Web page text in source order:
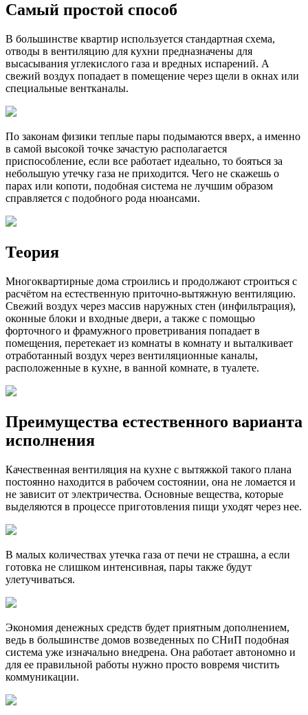
Самый простой способ
В большинстве квартир используется стандартная схема,
отводы в вентиляцию для кухни предназначены для
высасывания углекислого газа и вредных испарений. А
свежий воздух попадает в помещение через щели в окнах или
специальные вентканалы.
По законам физики теплые пары подымаются вверх, а именно
в самой высокой точке зачастую располагается
приспособление, если все работает идеально, то бояться за
небольшую утечку газа не приходится. Чего не скажешь о
парах или копоти, подобная система не лучшим образом
справляется с подобного рода нюансами.
Теория
Многоквартирные дома строились и продолжают строиться с
расчётом на естественную приточно-вытяжную вентиляцию.
Свежий воздух через массив наружных стен (инфильтрация),
оконные блоки и входные двери, а также с помощью
форточного и фрамужного проветривания попадает в
помещения, перетекает из комнаты в комнату и выталкивает
отработанный воздух через вентиляционные каналы,
расположенные в кухне, в ванной комнате, в туалете.
Преимущества естественного варианта
исполнения
Качественная вентиляция на кухне с вытяжкой такого плана
постоянно находится в рабочем состоянии, она не ломается и
не зависит от электричества. Основные вещества, которые
выделяются в процессе приготовления пищи уходят через нее.
В малых количествах утечка газа от печи не страшна, а если
готовка не слишком интенсивная, пары также будут
улетучиваться.
Экономия денежных средств будет приятным дополнением,
ведь в большинстве домов возведенных по СНиП подобная
система уже изначально внедрена. Она работает автономно и
для ее правильной работы нужно просто вовремя чистить
коммуникации.